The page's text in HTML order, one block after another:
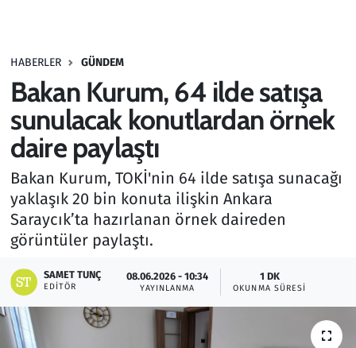
HABERLER GÜNDEM
Bakan Kurum, 64 ilde satışa
sunulacak konutlardan örnek
daire paylaştı
Bakan Kurum, TOKİ'nin 64 ilde satışa sunacağı
yaklaşık 20 bin konuta ilişkin Ankara
Saraycık’ta hazırlanan örnek daireden
görüntüler paylaştı.
SAMET TUNÇ
EDITÖR
08.06.2026 - 10:34
YAYINLANMA
1 DK
OKUNMA SÜRESI
Haber
Kültür Sanat
Kurumsal Haberler
Lezzet Durağı
Memur ve Kamu
Otomobil
Oyun